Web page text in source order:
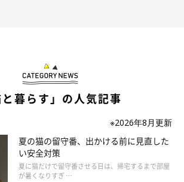
猫の問題行動の解決法は？
と暮らす」の人気記事
※2026年8月更新
夏の猫の留守番、出かける前に見直した
い安全対策
夏に猫だけで留守番させる日は、帰宅するまで部屋
が暑くなりすぎ …